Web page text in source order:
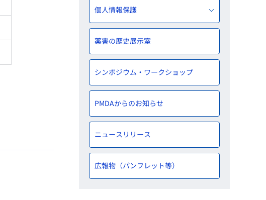
個人情報保護
薬害の歴史展示室
シンポジウム・ワークショップ
PMDAからのお知らせ
ニュースリリース
広報物（パンフレット等）